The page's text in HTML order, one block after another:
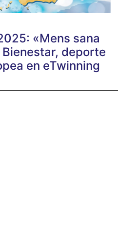
«Mens sana
deporte
en eTwinning